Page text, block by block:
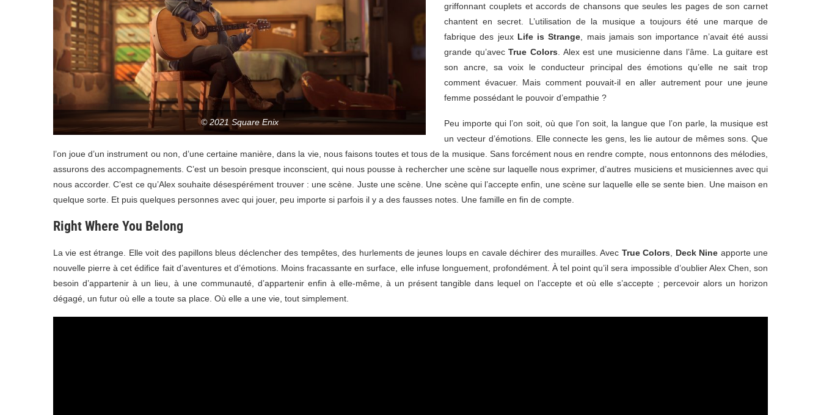
© 2021 Square Enix
griffonnant couplets et accords de chansons que seules les pages de son carnet
chantent en secret. L’utilisation de la musique a toujours été une marque de
fabrique des jeux Life is Strange , mais jamais son importance n’avait été aussi
grande qu’avecTrue Colors . Alex est une musicienne dans l’âme. La guitare est
son ancre, sa voix le conducteur principal des émotions qu’elle ne sait trop
comment évacuer. Mais comment pouvait-il en aller autrement pour une jeune
femme possédant le pouvoir d’empathie ?
Peu importe qui l’on soit, où que l’on soit, la langue que l’on parle, la musique est
un vecteur d’émotions. Elle connecte les gens, les lie autour de mêmes sons. Que
l’on joue d’un instrument ou non, d’une certaine manière, dans la vie, nous faisons toutes et tous de la musique. Sans forcément nous en rendre compte, nous entonnons des mélodies,
assurons des accompagnements. C’est un besoin presque inconscient, qui nous pousse à rechercher une scène sur laquelle nous exprimer, d’autres musiciens et musiciennes avec qui
nous accorder. C’est ce qu’Alex souhaite désespérément trouver : une scène. Juste une scène. Une scène qui l’accepte enfin, une scène sur laquelle elle se sente bien. Une maison en
quelque sorte. Et puis quelques personnes avec qui jouer, peu importe si parfois il y a des fausses notes. Une famille en fin de compte.
Right Where You Belong
La vie est étrange. Elle voit des papillons bleus déclencher des tempêtes, des hurlements de jeunes loups en cavale déchirer des murailles. Avec True Colors Deck Nine apporte une
nouvelle pierre à cet édifice fait d’aventures et d’émotions. Moins fracassante en surface, elle infuse longuement, profondément. À tel point qu’il sera impossible d’oublier Alex Chen, son
besoin d’appartenir à un lieu, à une communauté, d’appartenir enfin à elle-même, à un présent tangible dans lequel on l’accepte et où elle s’accepte ; percevoir alors un horizon
dégagé, un futur où elle a toute sa place. Où elle a une vie, tout simplement.